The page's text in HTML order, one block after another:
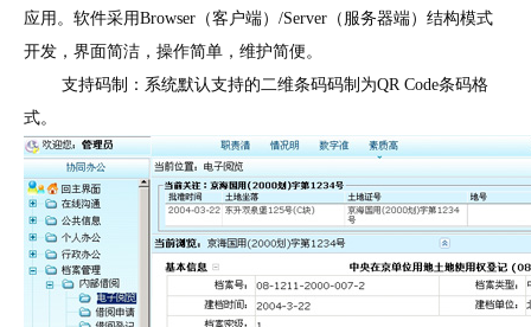
应用。软件采用Browser （客户端） /Server （服务器端）结构模式
开发，界面简洁，操作简单，维护简便。
支持码制：系统默认支持的二维条码码制为QR Code条码格
式。